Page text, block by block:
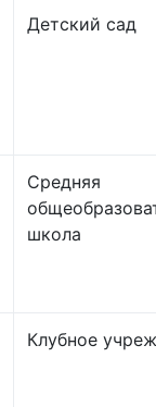
Детский сад
Средняя
школа
Клубное